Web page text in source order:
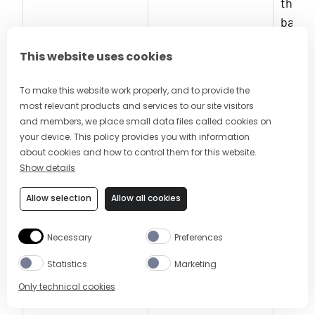
This website uses cookies
To make this website work properly, and to provide the
most relevant products and services to our site visitors
and members, we place small data files called cookies on
your device. This policy provides you with information
about cookies and how to control them for this website.
Show details
Only technical cookies
Allow selection Allow all cookies
Necessary Preferences
Statistics Marketing
Unclassified (3)
Unclassified cookies are cookies that we are in
the process of classifying, together with the
providers of individual cookies.
Name Provider